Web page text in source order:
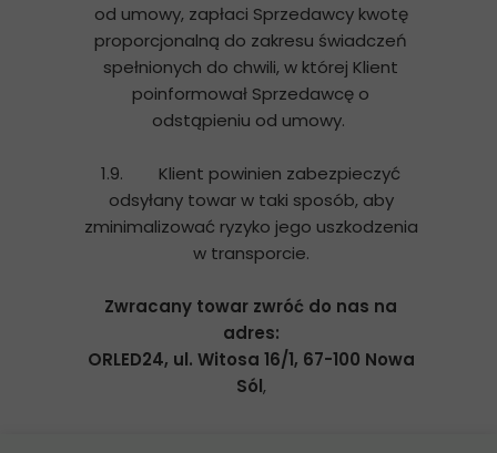
od umowy, zapłaci Sprzedawcy kwotę
proporcjonalną do zakresu świadczeń
spełnionych do chwili, w której Klient
poinformował Sprzedawcę o
odstąpieniu od umowy.
1.9. Klient powinien zabezpieczyć
odsyłany towar w taki sposób, aby
zminimalizować ryzyko jego uszkodzenia
w transporcie.
Zwracany towar zwróć do nas na
adres:
ORLED24, ul. Witosa 16/1, 67-100 Nowa
Sól,